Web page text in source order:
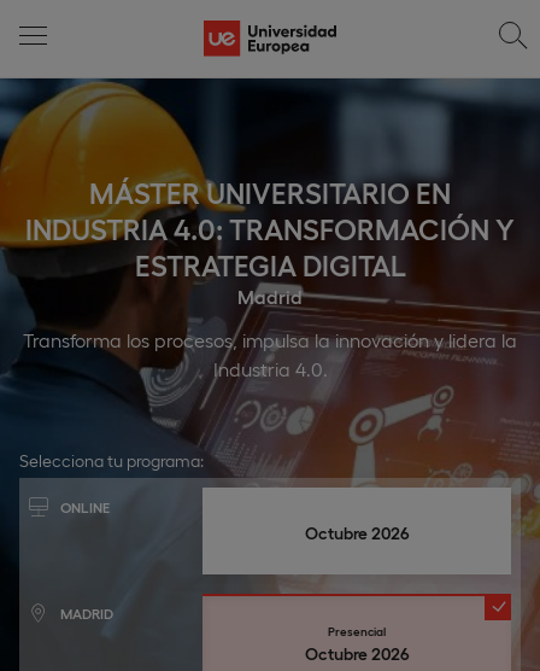
MÁSTER UNIVERSITARIO EN
INDUSTRIA 4.0: TRANSFORMACIÓN Y
ESTRATEGIA DIGITAL
Madrid
Transforma los procesos, impulsa la innovación y lidera la
Industria 4.0.
Selecciona tu programa:
ONLINE
Octubre 2026
MADRID
Presencial
Octubre 2026